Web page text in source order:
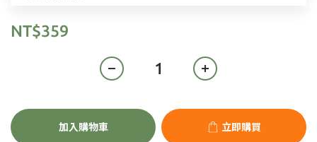
NT$359
加入購物車 立即購買